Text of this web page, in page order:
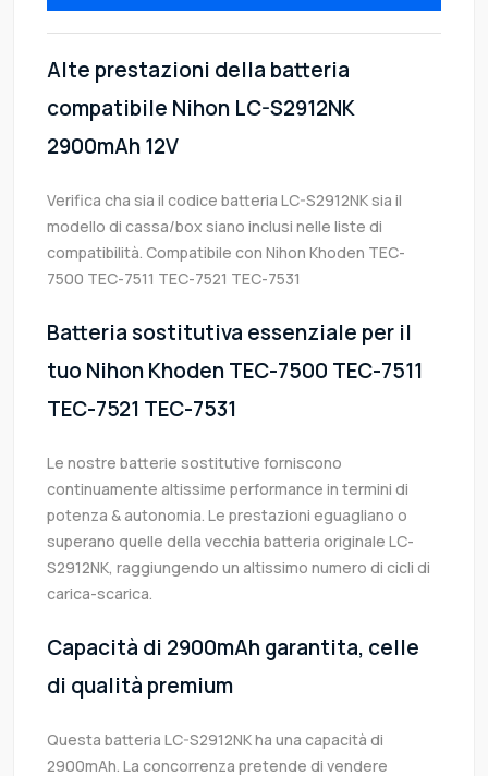
Alte prestazioni della batteria
compatibile Nihon LC-S2912NK
2900mAh 12V
Verifica cha sia il codice batteria LC-S2912NK sia il
modello di cassa/box siano inclusi nelle liste di
compatibilità. Compatibile con Nihon Khoden TEC-
7500 TEC-7511 TEC-7521 TEC-7531
Batteria sostitutiva essenziale per il
tuo Nihon Khoden TEC-7500 TEC-7511
TEC-7521 TEC-7531
Le nostre batterie sostitutive forniscono
continuamente altissime performance in termini di
potenza & autonomia. Le prestazioni eguagliano o
superano quelle della vecchia batteria originale LC-
S2912NK, raggiungendo un altissimo numero di cicli di
carica-scarica.
Capacità di 2900mAh garantita, celle
di qualità premium
Questa batteria LC-S2912NK ha una capacità di
2900mAh. La concorrenza pretende di vendere